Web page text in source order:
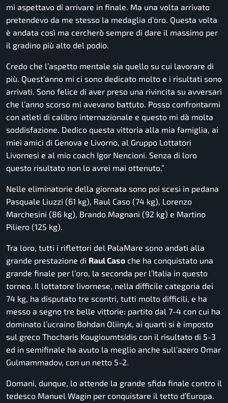
mi aspettavo di arrivare in finale. Ma una volta arrivato
pretendevo da me stesso la medaglia d’oro. Questa volta
è andata così ma cercherò sempre di dare il massimo per
il gradino più alto del podio.
Credo che l’aspetto mentale sia quello su cui lavorare di
più. Quest’anno mi ci sono dedicato molto e i risultati sono
arrivati. Sono felice di aver preso una rivincita su avversari
che l’anno scorso mi avevano battuto. Posso confrontarmi
con atleti di calibro internazionale e questo mi dà molta
soddisfazione. Dedico questa vittoria alla mia famiglia, ai
miei amici di Genova e Livorno, al Gruppo Lottatori
Livornesi e al mio coach Igor Nencioni. Senza di loro
questo risultato non lo avrei mai ottenuto.”
Nelle eliminatorie della giornata sono poi scesi in pedana
Pasquale Liuzzi (61 kg), Raul Caso (74 kg), Lorenzo
Marchesini (86 kg), Brando Magnani (92 kg) e Martino
Piliero (125 kg).
Tra loro, tutti i riflettori del PalaMare sono andati alla
grande prestazione di Raul Caso che ha conquistato una
grande finale per l’oro, la seconda per l’Italia in questo
torneo. Il lottatore livornese, nella difficile categoria dei
74 kg, ha disputato tre scontri, tutti molto difficili, e ha
messo a segno tre belle vittorie: partito dal 7-4 con cui ha
dominato l’ucraino Bohdan Oliinyk, ai quarti si è imposto
sul greco Thocharis Kougioumtsidis con il risultato di 5-3
ed in semifinale ha avuto la meglio anche sull’azero Omar
Gulmammadov, con un netto 5-2.
Domani, dunque, lo attende la grande sfida finale contro il
tedesco Manuel Wagin per conquistare il tetto d’Europa.